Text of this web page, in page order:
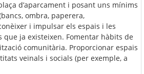
d’aparcament i posant uns mínims
ombra, paperera,
i impulsar els espais i les
que ja existeixen. Fomentar hàbits de
comunitària. Proporcionar espais
veïnals i socials (per exemple, a